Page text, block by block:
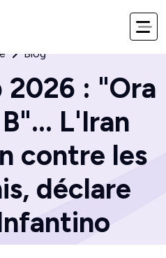
Blog
2026 : "Ora
L'Iran
contre les
déclare